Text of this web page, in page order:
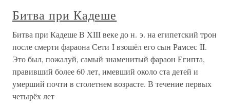
Битва при Кадеше
Битва при Кадеше В XIII веке до н. э. на египетский трон
после смерти фараона Сети I взошёл его сын Рамсес II.
Это был, пожалуй, самый знаменитый фараон Египта,
правивший более 60 лет, имевший около ста детей и
умерший почти в столетнем возрасте. В течение первых
четырёх лет